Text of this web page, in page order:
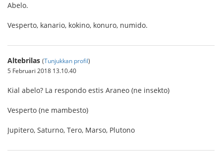
Abelo.
Vesperto, kanario, kokino, konuro, numido.
Altebrilas (Tunjukkan profil)
5 Februari 2018 13.10.40
Kial abelo? La respondo estis Araneo (ne insekto)
Vesperto (ne mambesto)
Jupitero, Saturno, Tero, Marso, Plutono